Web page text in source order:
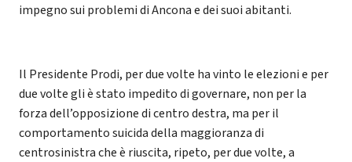
impegno sui problemi di Ancona e dei suoi abitanti.
Il Presidente Prodi, per due volte ha vinto le elezioni e per
due volte gli è stato impedito di governare, non per la
forza dell’opposizione di centro destra, ma per il
comportamento suicida della maggioranza di
centrosinistra che è riuscita, ripeto, per due volte, a